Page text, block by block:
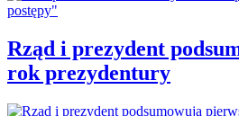
Rząd i prezydent
rok prezydentury